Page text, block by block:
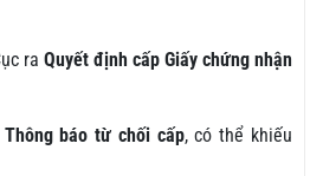
ra Quyết định cấp Giấy chứng nhận
Thông báo từ chối cấp, có thể khiếu